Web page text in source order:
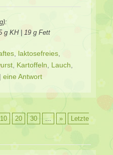
g KH | 19 g Fett
laktosefreies
Kartoffeln Lauch
| eine Antwort
10 20 30 ... »
Letzte